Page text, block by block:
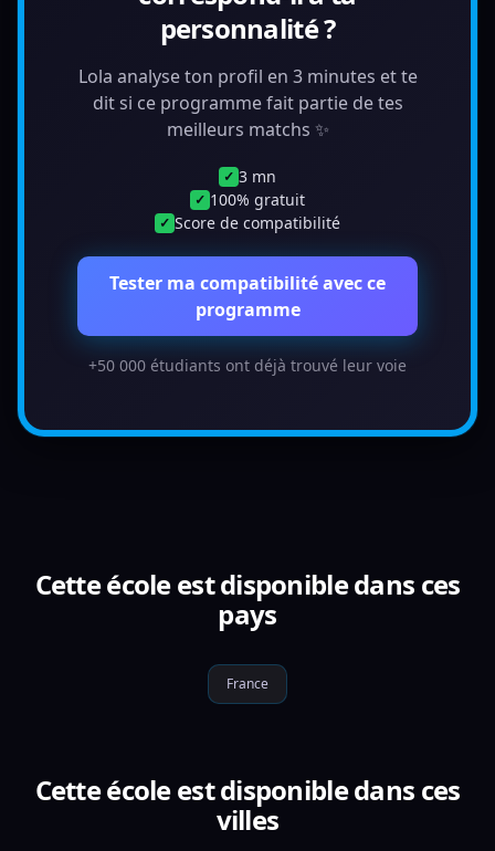
personnalité ?
Lola analyse ton profil en 3 minutes et te
dit si ce programme fait partie de tes
meilleurs matchs ✨
✓ 3 mn
✓ 100% gratuit
✓ Score de compatibilité
Tester ma compatibilité avec ce
programme
+50 000 étudiants ont déjà trouvé leur voie
Cette école est disponible dans ces
pays
France
Cette école est disponible dans ces
villes